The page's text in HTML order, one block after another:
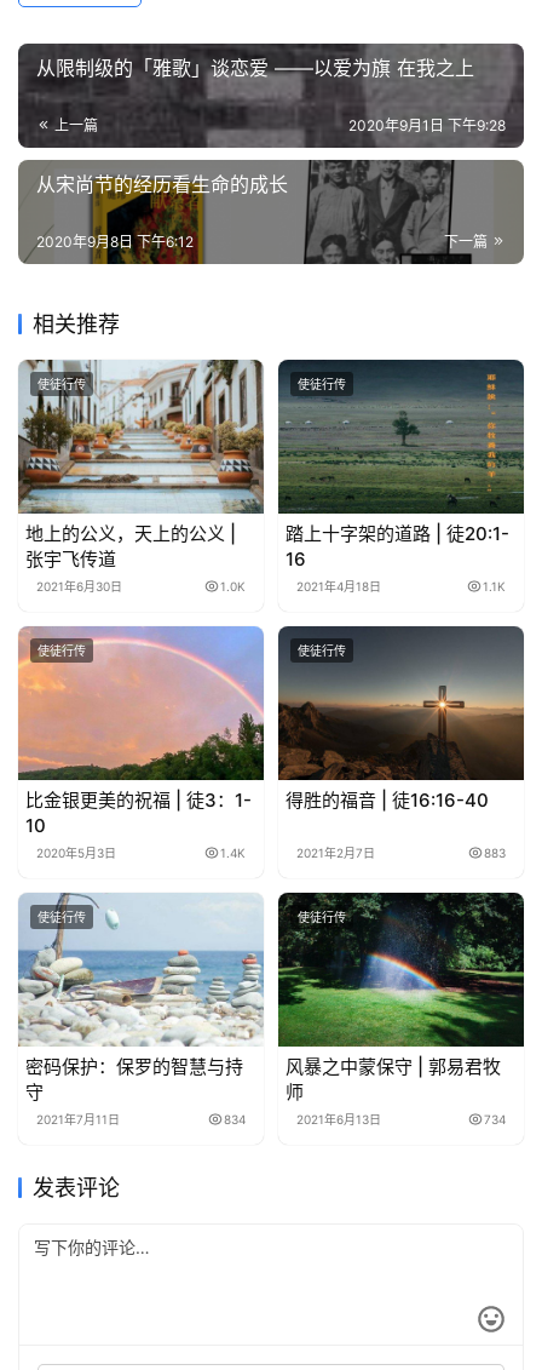
从限制级的「雅歌」谈恋爱 ——以爱为旗 在我之上
上一篇 2020年9月1日 下午9:28
从宋尚节的经历看生命的成长
下一篇
2020年9月8日 下午6:12
相关推荐
使徒行传
地上的公义，天上的公义 |
张宇飞传道
2021年6月30日 1.0K
使徒行传
踏上十字架的道路 | 徒20:1-
16
2021年4月18日 1.1K
使徒行传
比金银更美的祝福 | 徒3：1-
10
2020年5月3日 1.4K
使徒行传
得胜的福音 | 徒16:16-40
2021年2月7日 883
使徒行传
密码保护：保罗的智慧与持
守
2021年7月11日 834
使徒行传
风暴之中蒙保守 | 郭易君牧
师
2021年6月13日 734
发表评论